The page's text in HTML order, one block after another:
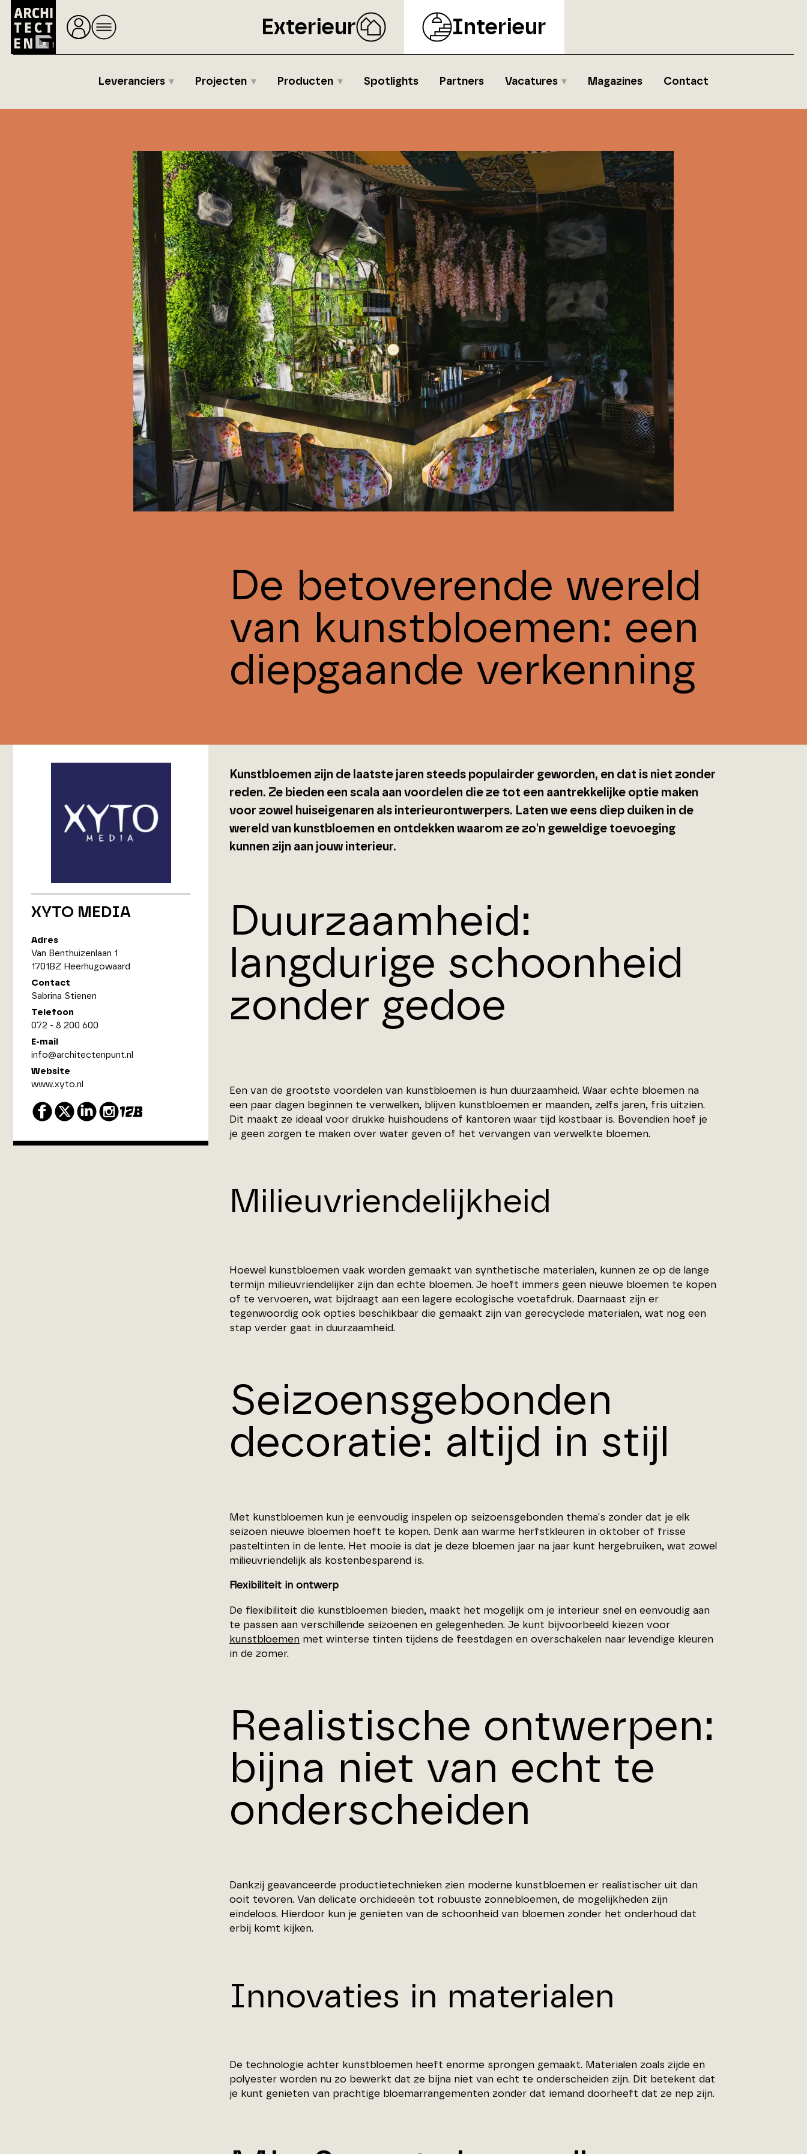
Exterieur Interieur
Leveranciers Projecten Producten Spotlights Partners Vacatures Magazines Contact
De betoverende wereld
van kunstbloemen: een
diepgaande verkenning
XYTO MEDIA
Adres
Van Benthuizenlaan 1
1701BZ Heerhugowaard
Contact
Sabrina Stienen
Telefoon
072 - 8 200 600
E-mail
info@architectenpunt.nl
Website
www.xyto.nl
Kunstbloemen zijn de laatste jaren steeds populairder geworden, en dat is niet zonder
reden. Ze bieden een scala aan voordelen die ze tot een aantrekkelijke optie maken
voor zowel huiseigenaren als interieurontwerpers. Laten we eens diep duiken in de
wereld van kunstbloemen en ontdekken waarom ze zo'n geweldige toevoeging
kunnen zijn aan jouw interieur.
Duurzaamheid:
langdurige schoonheid
zonder gedoe
Een van de grootste voordelen van kunstbloemen is hun duurzaamheid. Waar echte bloemen na
een paar dagen beginnen te verwelken, blijven kunstbloemen er maanden, zelfs jaren, fris uitzien.
Dit maakt ze ideaal voor drukke huishoudens of kantoren waar tijd kostbaar is. Bovendien hoef je
je geen zorgen te maken over water geven of het vervangen van verwelkte bloemen.
Milieuvriendelijkheid
Hoewel kunstbloemen vaak worden gemaakt van synthetische materialen, kunnen ze op de lange
termijn milieuvriendelijker zijn dan echte bloemen. Je hoeft immers geen nieuwe bloemen te kopen
of te vervoeren, wat bijdraagt aan een lagere ecologische voetafdruk. Daarnaast zijn er
tegenwoordig ook opties beschikbaar die gemaakt zijn van gerecyclede materialen, wat nog een
stap verder gaat in duurzaamheid.
Seizoensgebonden
decoratie: altijd in stijl
Met kunstbloemen kun je eenvoudig inspelen op seizoensgebonden thema's zonder dat je elk
seizoen nieuwe bloemen hoeft te kopen. Denk aan warme herfstkleuren in oktober of frisse
pasteltinten in de lente. Het mooie is dat je deze bloemen jaar na jaar kunt hergebruiken, wat zowel
milieuvriendelijk als kostenbesparend is.
Flexibiliteit in ontwerp
De flexibiliteit die kunstbloemen bieden, maakt het mogelijk om je interieur snel en eenvoudig aan
te passen aan verschillende seizoenen en gelegenheden. Je kunt bijvoorbeeld kiezen voor
kunstbloemen met winterse tinten tijdens de feestdagen en overschakelen naar levendige kleuren
in de zomer.
Realistische ontwerpen:
bijna niet van echt te
onderscheiden
Dankzij geavanceerde productietechnieken zien moderne kunstbloemen er realistischer uit dan
ooit tevoren. Van delicate orchideeën tot robuuste zonnebloemen, de mogelijkheden zijn
eindeloos. Hierdoor kun je genieten van de schoonheid van bloemen zonder het onderhoud dat
erbij komt kijken.
Innovaties in materialen
De technologie achter kunstbloemen heeft enorme sprongen gemaakt. Materialen zoals zijde en
polyester worden nu zo bewerkt dat ze bijna niet van echt te onderscheiden zijn. Dit betekent dat
je kunt genieten van prachtige bloemarrangementen zonder dat iemand doorheeft dat ze nep zijn.